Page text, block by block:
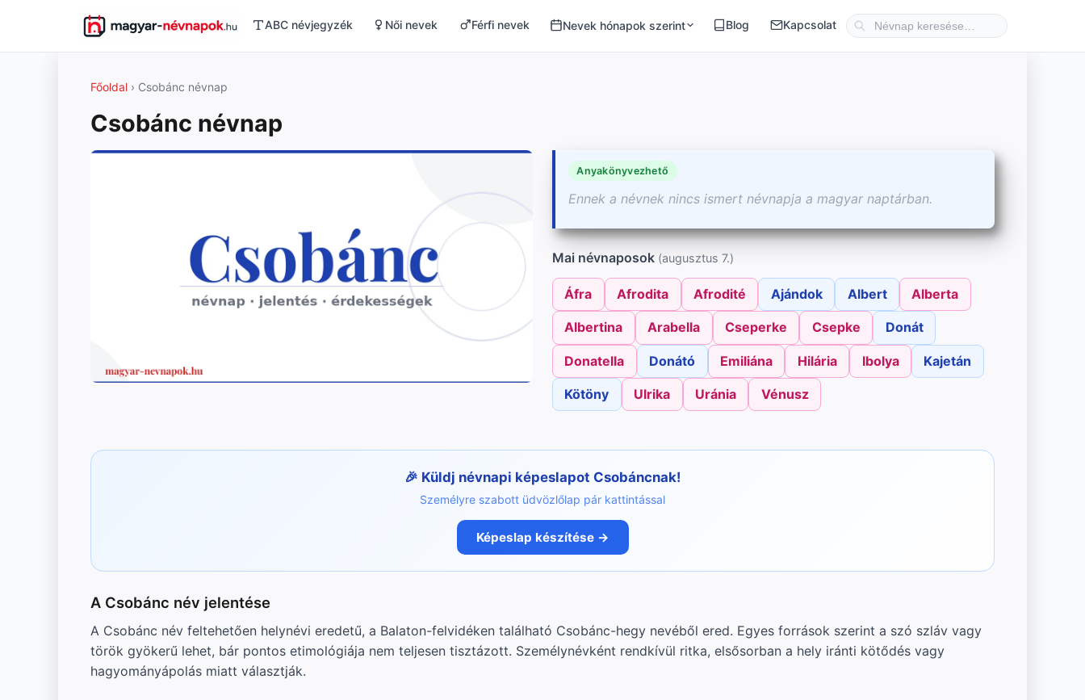
ABC névjegyzék Női nevek Férfi nevek Nevek hónapok szerint Blog Kapcsolat
Főoldal › Csobánc névnap
Csobánc névnap
Anyakönyvezhető
Ennek a névnek nincs ismert névnapja a magyar naptárban.
Mai névnaposok (augusztus 7.)
Áfra Afrodita Afrodité Ajándok Albert Alberta
Albertina Arabella Cseperke Csepke Donát
Donatella Donátó Emiliána Hilária Ibolya Kajetán
Kötöny Ulrika Uránia Vénusz
Küldj névnapi képeslapot Csobáncnak!
Személyre szabott üdvözlőlap pár kattintással
Képeslap készítése →
A Csobánc név jelentése
A Csobánc név feltehetően helynévi eredetű, a Balaton-felvidéken található Csobánc-hegy nevéből ered. Egyes források szerint a szó szláv vagy
török gyökerű lehet, bár pontos etimológiája nem teljesen tisztázott. Személynévként rendkívül ritka, elsősorban a hely iránti kötődés vagy
hagyományápolás miatt választják.